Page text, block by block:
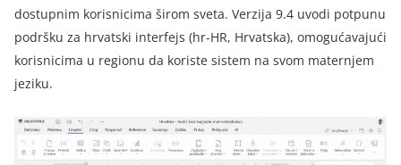
dostupnim korisnicima širom sveta. Verzija 9.4 uvodi potpunu
podršku za hrvatski interfejs (hr-HR, Hrvatska), omogućavajući
korisnicima u regionu da koriste sistem na svom maternjem
jeziku.